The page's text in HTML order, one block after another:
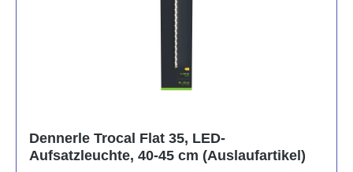
Dennerle Trocal Flat 35, LED-
Aufsatzleuchte, 40-45 cm (Auslaufartikel)